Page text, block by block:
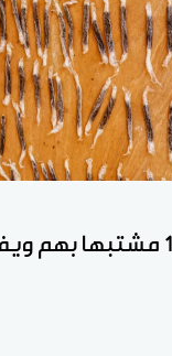
الدرك يوقف 13